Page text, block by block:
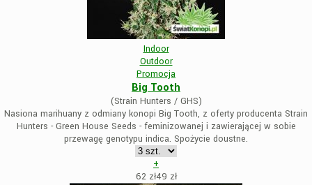
Indoor
Outdoor
Promocja
Big Tooth
(Strain Hunters / GHS)
Nasiona marihuany z odmiany konopi Big Tooth, z oferty producenta Strain
Hunters - Green House Seeds - feminizowanej i zawierającej w sobie
przewagę genotypu indica. Spożycie doustne.
+
62 zł49 zł